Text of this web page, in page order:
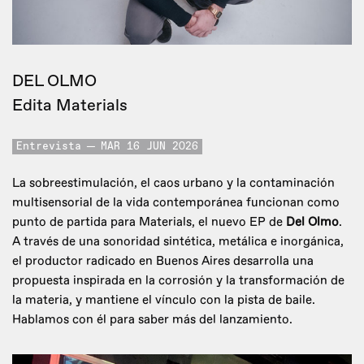
DEL OLMO
Edita Materials
Entrevista MAR 16 JUN 2026
La sobreestimulación, el caos urbano y la contaminación
multisensorial de la vida contemporánea funcionan como
punto de partida para Materials, el nuevo EP de Del Olmo.
A través de una sonoridad sintética, metálica e inorgánica,
el productor radicado en Buenos Aires desarrolla una
propuesta inspirada en la corrosión y la transformación de
la materia, y mantiene el vínculo con la pista de baile.
Hablamos con él para saber más del lanzamiento.